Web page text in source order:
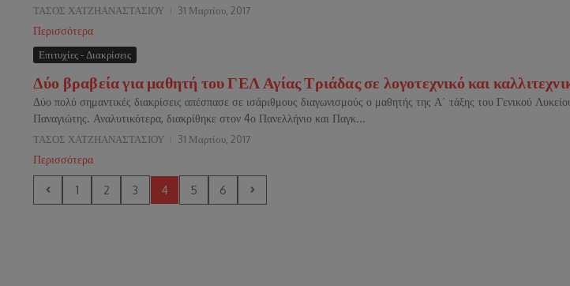
ΤΑΣΟΣ ΧΑΤΖΗΑΝΑΣΤΑΣΙΟΥ 31 Μαρτίου, 2017
Περισσότερα
Επιτυχίες - Διακρίσεις
Δύο βραβεία για μαθητή του ΓΕΛ Αγίας Τριάδας σε λογοτεχνικό και
Δύο πολύ σημαντικές διακρίσεις απέσπασε σε ισάριθμους διαγωνισμούς ο μαθητής της Α΄ τάξης του Γενικού
Παναγιώτης. Αναλυτικότερα, διακρίθηκε στον 4ο Πανελλήνιο και Παγκ...
ΤΑΣΟΣ ΧΑΤΖΗΑΝΑΣΤΑΣΙΟΥ 31 Μαρτίου, 2017
Περισσότερα
1 2 3 4 5 6